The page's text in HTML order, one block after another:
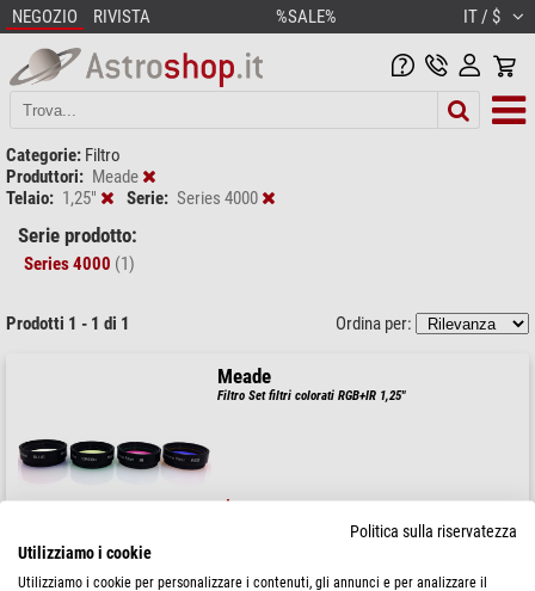
NEGOZIO RIVISTA %SALE% IT / $
Categorie: Filtro
Produttori: Meade
Telaio: 1,25" Serie: Series 4000
Serie prodotto:
Series 4000 (1)
Prodotti 1 - 1 di 1 Ordina per:
Meade
Filtro Set filtri colorati RGB+IR 1,25"
$ 138,00
Politica sulla riservatezza
Utilizziamo i cookie
Utilizziamo i cookie per personalizzare i contenuti, gli annunci e per analizzare il